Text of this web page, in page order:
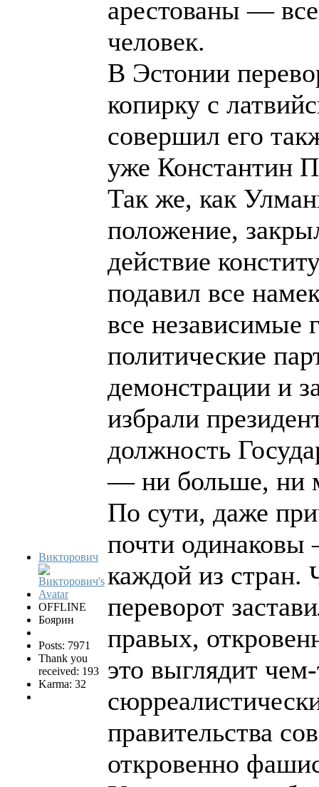
Викторович
OFFLINE
Боярин
Posts: 7971
Thank you
received: 193
Karma: 32
арестованы —
человек.
В Эстонии
копирку с
совершил его
уже Константин
Так же, как
положение,
действие
подавил все
все независимые
политические
демонстрации и
избрали
должность
— ни больше, ни
По сути, даже
почти
каждой из стран.
переворот
правых,
это выглядит
правительства
откровенно